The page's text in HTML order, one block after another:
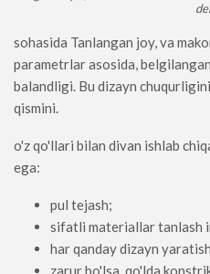
sohasida Tanlangan joy, va
parametrlar asosida,
balandligi. Bu dizayn
qismini.
o'z qo'llari bilan divan ishlab
ega:
pul tejash;
sifatli materiallar tanlash
har qanday dizayn
zarur bo'lsa, qo'lda